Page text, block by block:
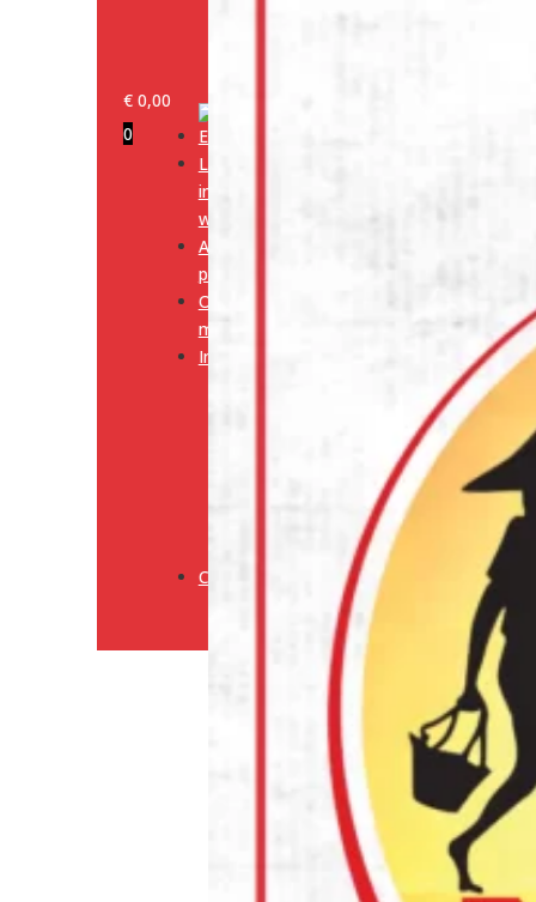
€ 0,00
0
Log
in/klant
worden
Alle
producten
Onze
merken
Informatie
Verzendingsbeleid
Retourneringsbeleid
Contact